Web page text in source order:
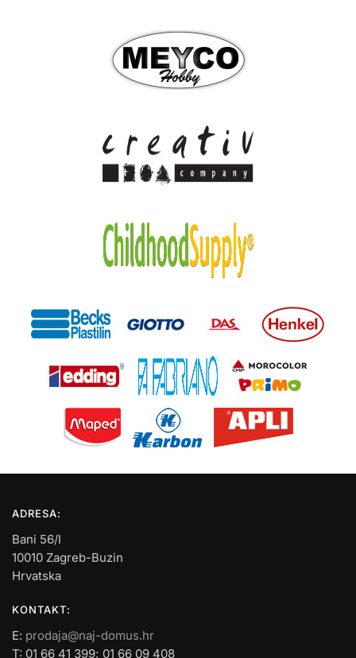
ADRESA:
Bani 56/I
10010 Zagreb-Buzin
Hrvatska
KONTAKT:
E: prodaja@naj-domus.hr
T: 01 66 41 399; 01 66 09 408